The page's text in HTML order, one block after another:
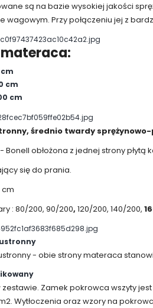
są na bazie wysokiej jakości
wagowym. Przy połączeniu jej z
cm
cm
cm
średnio twardy
Bonell obłożona z jednej strony
się do prania.
cm
: 80/200, 90/200, 120/200, 140/200,
- obie strony materaca
Zamek pokrowca wszyty
Wytłoczenia oraz wzory na